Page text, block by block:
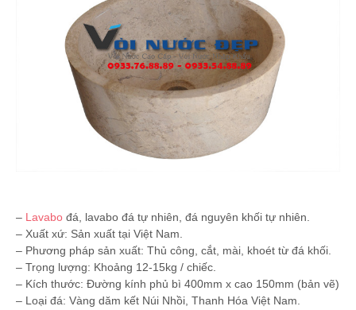
– Lavabo đá, lavabo đá tự nhiên, đá nguyên khối tự nhiên.
– Xuất xứ: Sản xuất tại Việt Nam.
– Phương pháp sản xuất: Thủ công, cắt, mài, khoét từ đá khối.
– Trọng lượng: Khoảng 12-15kg / chiếc.
– Kích thước: Ðường kính phủ bì 400mm x cao 150mm (bản vẽ)
– Loại đá: Vàng dăm kết Núi Nhồi, Thanh Hóa Việt Nam.